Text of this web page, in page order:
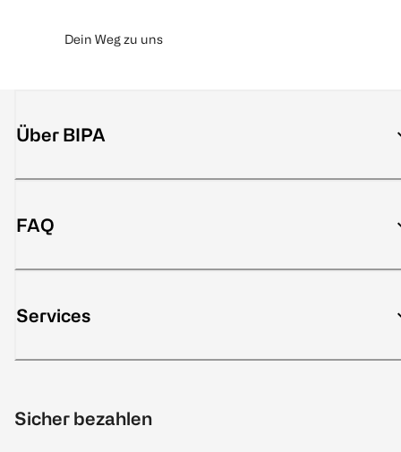
Dein Weg zu uns
Über BIPA
FAQ
Services
Sicher bezahlen